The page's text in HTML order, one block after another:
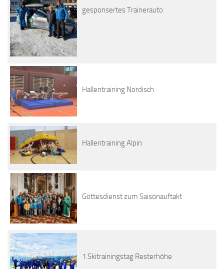
gesponsertes Trainerauto
Hallentraining Nordisch
Hallentraining Alpin
Gottesdienst zum Saisonauftakt
1.Skitrainingstag Resterhöhe